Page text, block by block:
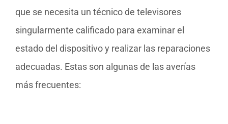
que se necesita un técnico de televisores
singularmente calificado para examinar el
estado del dispositivo y realizar las reparaciones
adecuadas. Estas son algunas de las averías
más frecuentes: